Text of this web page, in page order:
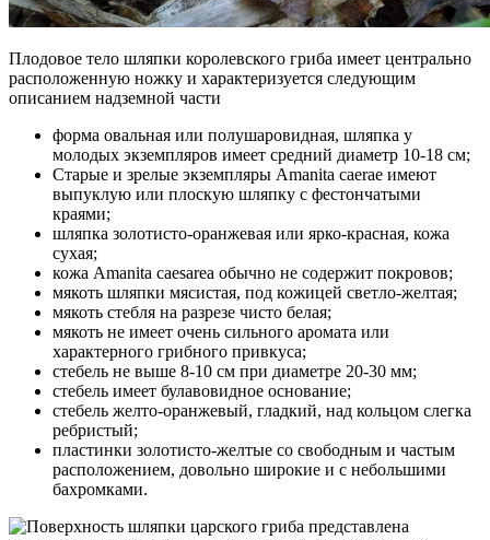
Плодовое тело шляпки королевского гриба имеет центрально
расположенную ножку и характеризуется следующим
описанием надземной части
форма овальная или полушаровидная, шляпка у
молодых экземпляров имеет средний диаметр 10-18 см;
Старые и зрелые экземпляры Amanita caerae имеют
выпуклую или плоскую шляпку с фестончатыми
краями;
шляпка золотисто-оранжевая или ярко-красная, кожа
сухая;
кожа Amanita caesarea обычно не содержит покровов;
мякоть шляпки мясистая, под кожицей светло-желтая;
мякоть стебля на разрезе чисто белая;
мякоть не имеет очень сильного аромата или
характерного грибного привкуса;
стебель не выше 8-10 см при диаметре 20-30 мм;
стебель имеет булавовидное основание;
стебель желто-оранжевый, гладкий, над кольцом слегка
ребристый;
пластинки золотисто-желтые со свободным и частым
расположением, довольно широкие и с небольшими
бахромками.